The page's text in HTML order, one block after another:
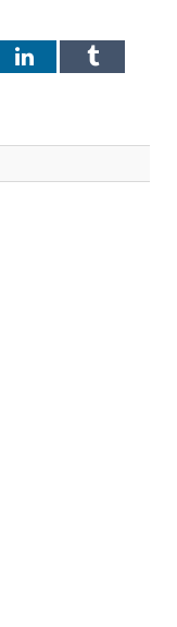
LinkedInTumblr